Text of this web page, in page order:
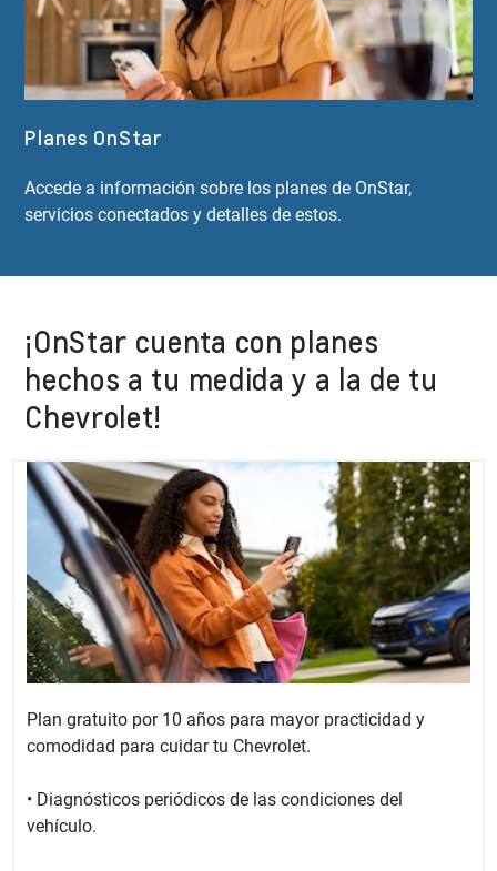
Planes OnStar
Accede a información sobre los planes de OnStar,
servicios conectados y detalles de estos.
¡OnStar cuenta con planes
hechos a tu medida y a la de tu
Chevrolet!
Plan gratuito por 10 años para mayor practicidad y
comodidad para cuidar tu Chevrolet.
• Diagnósticos periódicos de las condiciones del
vehículo.